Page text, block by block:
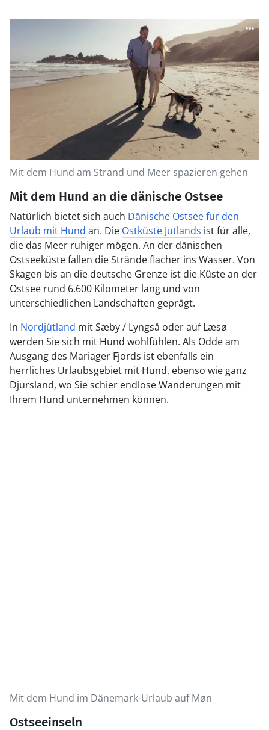
Mit dem Hund am Strand und Meer spazieren gehen
Mit dem Hund an die dänische Ostsee
Natürlich bietet sich auch Dänische Ostsee für den
Urlaub mit Hund an. Die Ostküste Jütlands ist für alle,
die das Meer ruhiger mögen. An der dänischen
Ostseeküste fallen die Strände flacher ins Wasser. Von
Skagen bis an die deutsche Grenze ist die Küste an der
Ostsee rund 6.600 Kilometer lang und von
unterschiedlichen Landschaften geprägt.
In Nordjütland mit Sæby / Lyngså oder auf Læsø
werden Sie sich mit Hund wohlfühlen. Als Odde am
Ausgang des Mariager Fjords ist ebenfalls ein
herrliches Urlaubsgebiet mit Hund, ebenso wie ganz
Djursland, wo Sie schier endlose Wanderungen mit
Ihrem Hund unternehmen können.
Mit dem Hund im Dänemark-Urlaub auf Møn
Ostseeinseln